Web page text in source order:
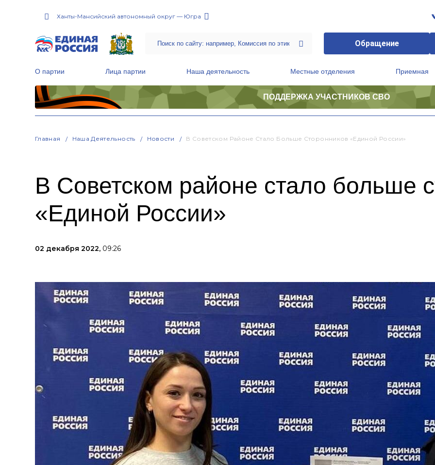
Ханты-Мансийский автономный округ — Югра
Обращение
О партии Лица партии Наша деятельность Местные отделения Приемная
ПОДДЕРЖКА УЧАСТНИКОВ СВО
Главная Наша Деятельность Новости В Советском Районе Стало Больше Сторонников «Единой России»
В Советском районе стало больше
«Единой России»
02 декабря 2022, 09:26